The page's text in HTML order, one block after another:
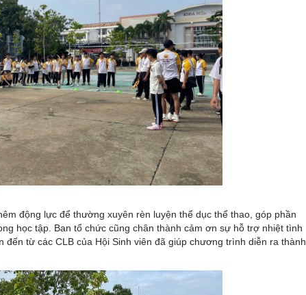
động lực để thường xuyên rèn luyện thể dục thể thao, góp phần
học tập. Ban tổ chức cũng chân thành cảm ơn sự hỗ trợ nhiệt tình
đến từ các CLB của Hội Sinh viên đã giúp chương trình diễn ra thành